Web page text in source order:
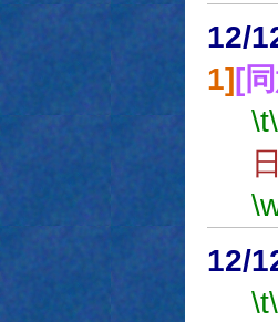
12/
1][
\t
12/
\t